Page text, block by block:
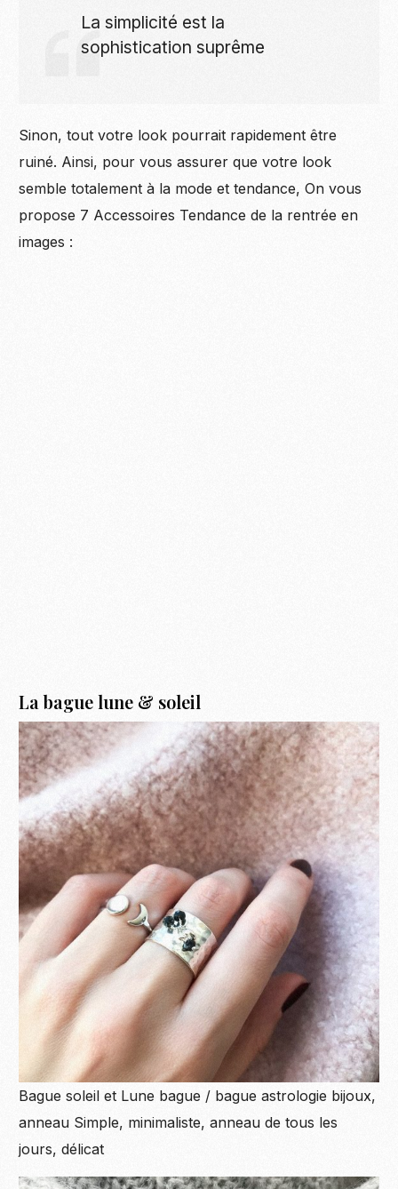
La simplicité est la
sophistication suprême
Sinon, tout votre look pourrait rapidement être
ruiné. Ainsi, pour vous assurer que votre look
semble totalement à la mode et tendance, On vous
propose 7 Accessoires Tendance de la rentrée en
images :
La bague lune & soleil
Bague soleil et Lune bague / bague astrologie bijoux,
anneau Simple, minimaliste, anneau de tous les
jours, délicat